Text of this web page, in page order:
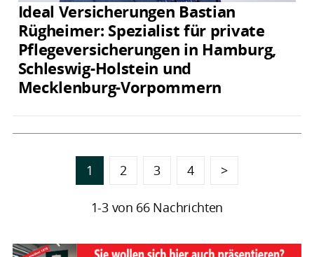
Ideal Versicherungen Bastian
Rügheimer: Spezialist für private
Pflegeversicherungen in Hamburg,
Schleswig-Holstein und
Mecklenburg-Vorpommern
1 2 3 4 >
1-3 von 66 Nachrichten